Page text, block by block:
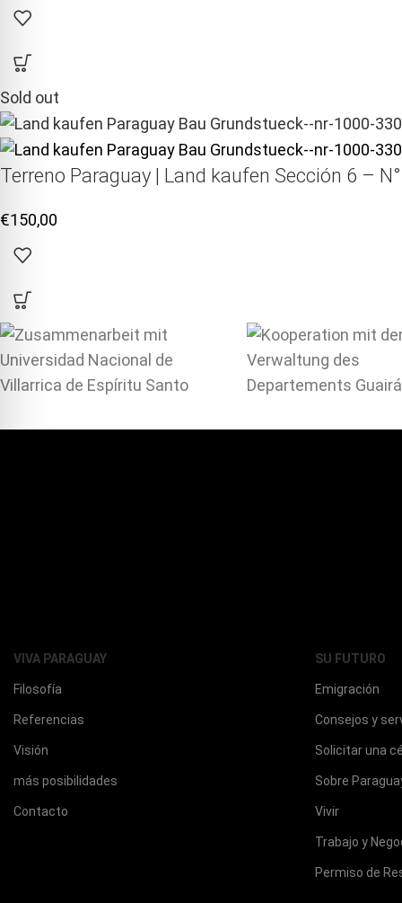
Sold out
Terreno Paraguay | Land kaufen Sección 6 –
€150,00
VIVA PARAGUAY
Filosofía
Referencias
Visión
más posibilidades
Contacto
SU FUTURO
Emigración
Consejos y
Solicitar una
Sobre
Vivir
Trabajo y
Permiso de